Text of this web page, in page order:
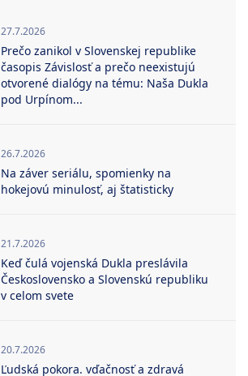
27.7.2026
Prečo zanikol v Slovenskej republike
časopis Závislosť a prečo neexistujú
otvorené dialógy na tému: Naša Dukla
pod Urpínom...
26.7.2026
Na záver seriálu, spomienky na
hokejovú minulosť, aj štatisticky
21.7.2026
Keď čulá vojenská Dukla preslávila
Československo a Slovenskú republiku
v celom svete
20.7.2026
Ľudská pokora. vďačnosť a zdravá